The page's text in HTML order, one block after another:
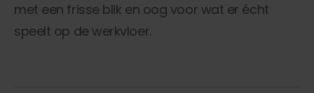
met een frisse blik en oog voor wat er écht
speelt op de werkvloer.